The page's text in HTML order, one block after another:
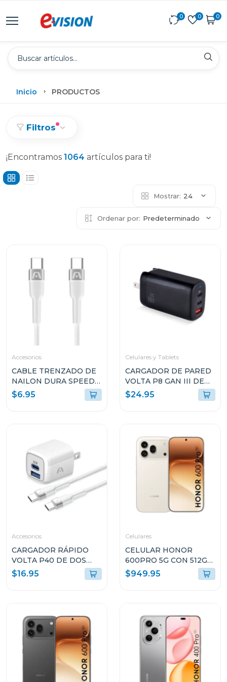
0 0 0
Inicio PRODUCTOS
Filtros
¡Encontramos 1064 artículos para ti!
Mostrar: 24
Ordenar por: Predeterminado
Accesorios
CABLE TRENZADO DE
NAILON DURA SPEED
DE 65W TIPO C EN
AMBOS LADOS DE 1.8M
$6.95
Celulares y Tablets
CARGADOR DE PARED
VOLTA P8 GAN III DE
65W CON DOBLE
PUERTO USB-C Y
$24.95
Accesorios
CARGADOR RÁPIDO
VOLTA P40 DE DOS
PUERTOS CON CABLE
USB TIPO C
$16.95
Celulares
CELULAR HONOR
600PRO 5G CON 512GB
DE ALMACENAMIENTO
Y 12GB DE RAM COLOR
$949.95